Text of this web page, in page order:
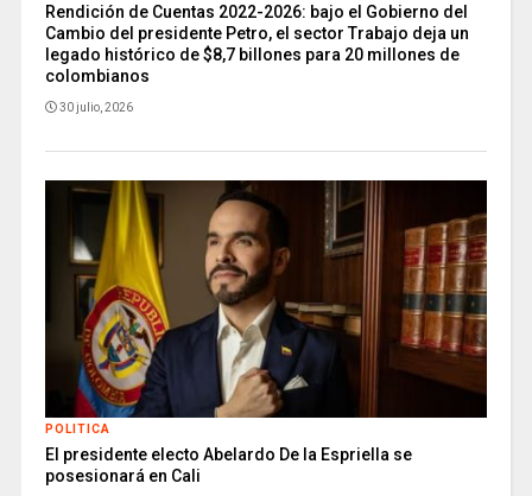
Rendición de Cuentas 2022-2026: bajo el Gobierno del
Cambio del presidente Petro, el sector Trabajo deja un
legado histórico de $8,7 billones para 20 millones de
colombianos
30 julio, 2026
POLITICA
El presidente electo Abelardo De la Espriella se
posesionará en Cali